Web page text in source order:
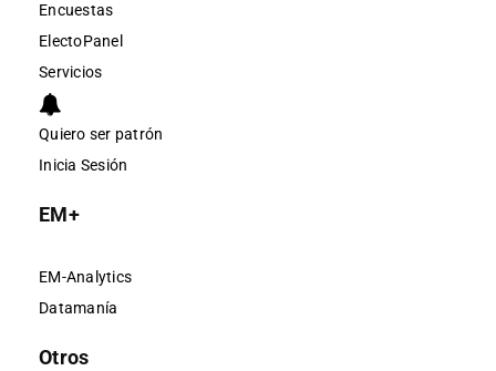
Encuestas
ElectoPanel
Servicios
Quiero ser patrón
Inicia Sesión
EM+
EM-Analytics
Datamanía
Otros